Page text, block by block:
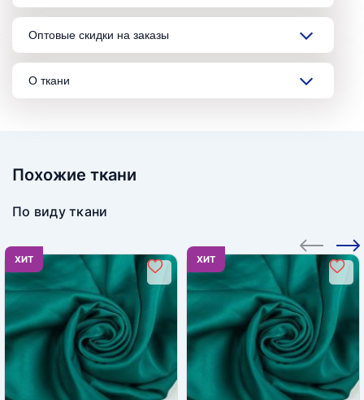
Оптовые скидки на заказы
О ткани
Похожие ткани
По виду ткани
ХИТ ХИТ